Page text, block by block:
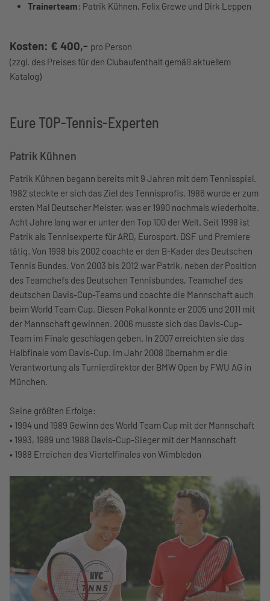
Trainerteam: Patrik Kühnen, Felix Grewe und Dirk Leppen
Kosten: € 400,- pro Person
(zzgl. des Preises für den Clubaufenthalt gemäß aktuellem
Katalog)
Eure TOP-Tennis-Experten
Patrik Kühnen
Patrik Kühnen begann bereits mit 9 Jahren mit dem Tennisspiel.
1982 steckte er sich das Ziel des Tennisprofis. 1986 wurde er zum
ersten Mal Deutscher Meister, was er 1990 nochmals wiederholte.
Acht Jahre lang war er unter den Top 100 der Welt. Seit 1998 ist
Patrik als Tennisexperte für ARD, Eurosport. DSF und Premiere
tätig. Von 1998 bis 2002 coachte er den B-Kader des Deutschen
Tennis Bundes. Von 2003 bis 2012 war Patrik, neben der Position
des Teamchefs des Deutschen Tennisbundes, Teamchef des
deutschen Davis-Cup-Teams und coachte die Mannschaft auch
beim World Team Cup. Diesen Pokal konnte er 2005 und 2011 mit
der Mannschaft gewinnen. 2006 musste sich das Davis-Cup-
Team im Finale geschlagen geben. In 2007 erreichten sie das
Halbfinale vom Davis-Cup. Im Jahr 2008 übernahm er die
Verantwortung als Turnierdirektor der BMW Open by FWU AG in
München.
Seine größten Erfolge:
• 1994 und 1989 Gewinn des World Team Cup mit der Mannschaft
• 1993, 1989 und 1988 Davis-Cup-Sieger mit der Mannschaft
• 1988 Erreichen des Viertelfinales von Wimbledon